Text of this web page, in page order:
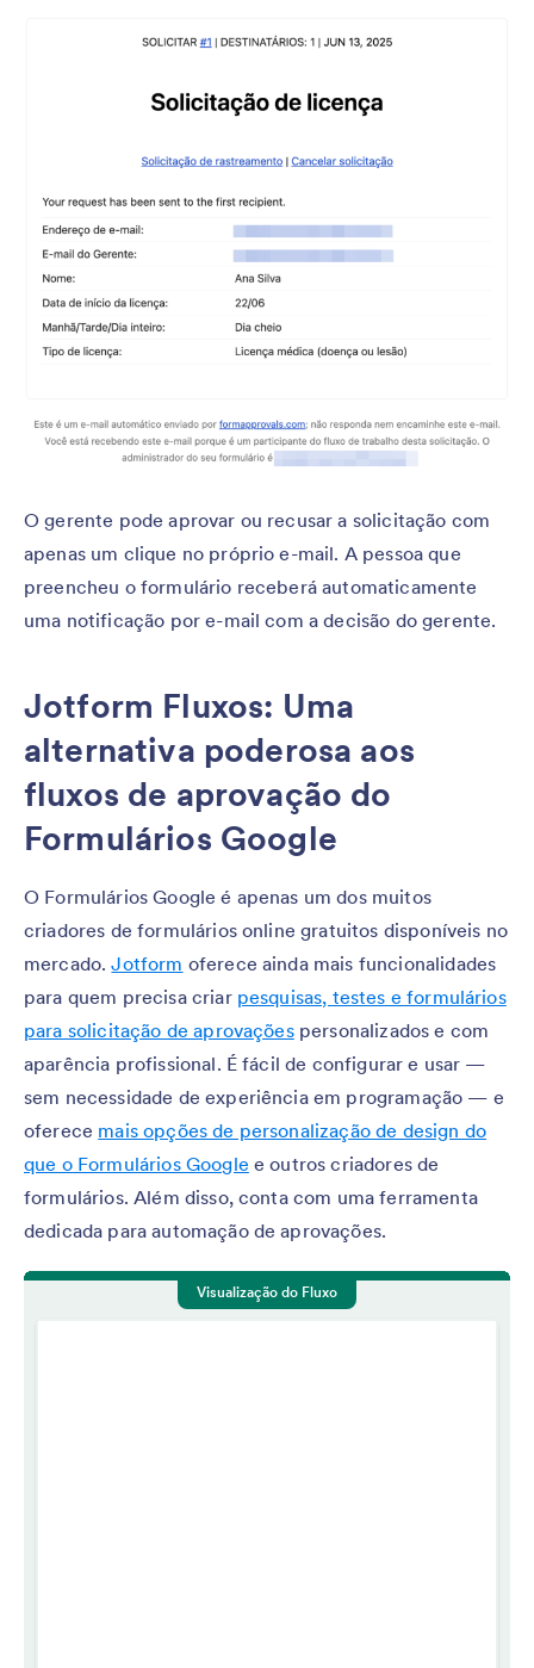
O gerente pode aprovar ou recusar a solicitação com
apenas um clique no próprio e-mail. A pessoa que
preencheu o formulário receberá automaticamente
uma notificação por e-mail com a decisão do gerente.
Jotform Fluxos: Uma
alternativa poderosa aos
fluxos de aprovação do
Formulários Google
O Formulários Google é apenas um dos muitos
criadores de formulários online gratuitos disponíveis no
mercado.Jotform oferece ainda mais funcionalidades
para quem precisa criar pesquisas, testes e formulários
para solicitação de aprovaçõespersonalizados e com
aparência profissional. É fácil de configurar e usar —
sem necessidade de experiência em programação — e
oferece mais opções de personalização de design do
que o Formulários Google e outros criadores de
formulários. Além disso, conta com uma ferramenta
dedicada para automação de aprovações.